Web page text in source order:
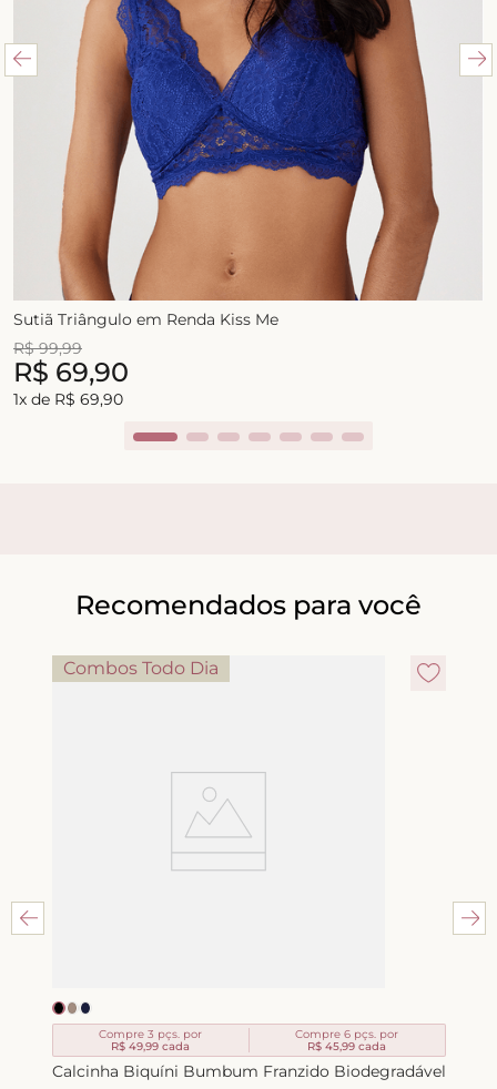
Sutiã Triângulo em Renda Kiss Me
R$ 99,99
R$ 69,90
1x de R$ 69,90
Recomendados para você
Combos Todo Dia
Compre 3 pçs. por
R$ 49,99 cada
Compre 6 pçs. por
R$ 45,99 cada
Calcinha Biquíni Bumbum Franzido Biodegradável